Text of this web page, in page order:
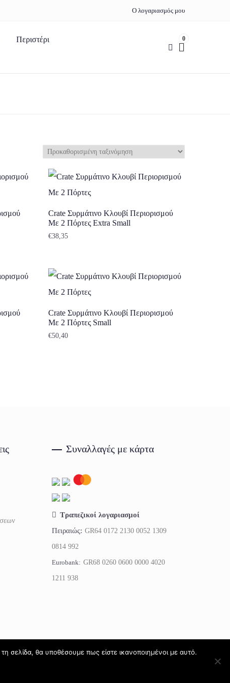
Ο λογαριασμός μου
Περιστέρι
0
Crate Συρμάτινο Κλουβί Περιορισμού
Με 2 Πόρτες Extra Small
€38,35
Crate Συρμάτινο Κλουβί Περιορισμού
Με 2 Πόρτες Small
€50,40
Συναλλαγές με κάρτα
Τραπεζικοί λογαριασμοί
Πειραιώς: GR64 0172 2130 0052 1309
0814 992
Eurobank: GR68 0260 0600 0000 4020
1211 938
σελίδα, θα υποθέσουμε πως είστε ικανοποιημένοι με αυτό.